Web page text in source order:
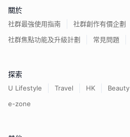
關於
社群最強使用指南
社群創作有價企劃
社群焦點功能及升級計劃
常見問題
探索
U Lifestyle Travel HK Beauty
e-zone